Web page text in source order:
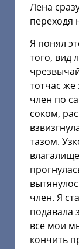
Лена
переходя
Я понял
того, вид
тотчас
член по
соком,
тазом.
член. Я
подавала
все мои
кончить